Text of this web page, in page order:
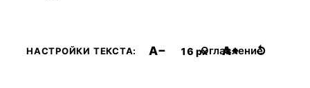
НАСТРОЙКИ ТЕКСТА: A− 16 px A+ ↺
Оглавление